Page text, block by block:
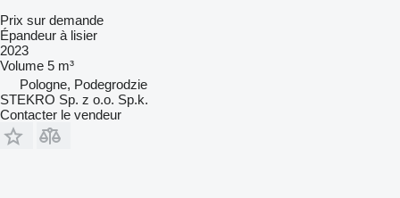
Prix sur demande
Épandeur à lisier
2023
Volume 5 m³
Pologne, Podegrodzie
STEKRO Sp. z o.o. Sp.k.
Contacter le vendeur